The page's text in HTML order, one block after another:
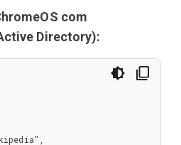
com
Directory):